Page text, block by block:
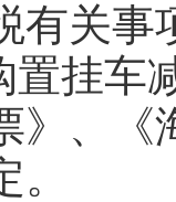
有关事
置挂车
》、《